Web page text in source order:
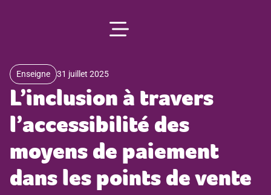
Enseigne 31 juillet 2025
L’inclusion à travers
l’accessibilité des
moyens de paiement
dans les points de vente